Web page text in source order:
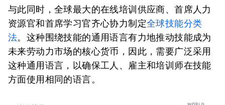
与此同时，全球最大的在线培训供应商、首席人力
资源官和首席学习官齐心协力制定全球技能分类
法。这种围绕技能的通用语言有力地推动技能成为
未来劳动力市场的核心货币，因此，需要广泛采用
这种通用语言，以确保工人、雇主和培训师在技能
方面使用相同的语言。